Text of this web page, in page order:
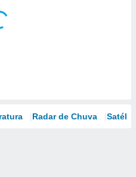
Radar de Chuva